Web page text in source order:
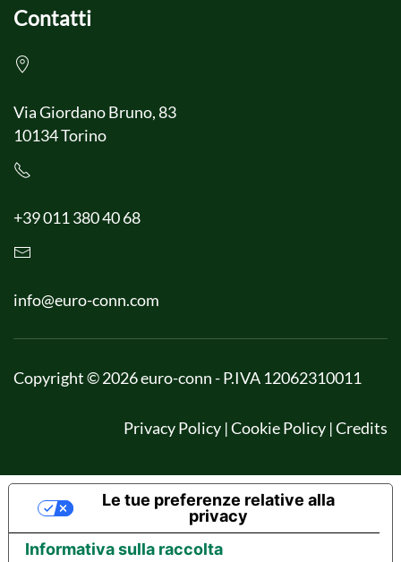
Contatti
Via Giordano Bruno, 83
10134 Torino
+39 011 380 40 68
info@euro-conn.com
Copyright © 2026 euro-conn - P.IVA 12062310011
Privacy Policy |Cookie Policy |Credits
Informativa sulla raccolta
Le tue preferenze relative alla
privacy